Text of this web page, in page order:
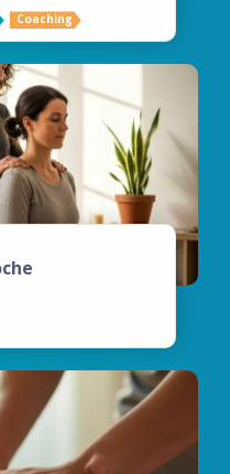
Coaching